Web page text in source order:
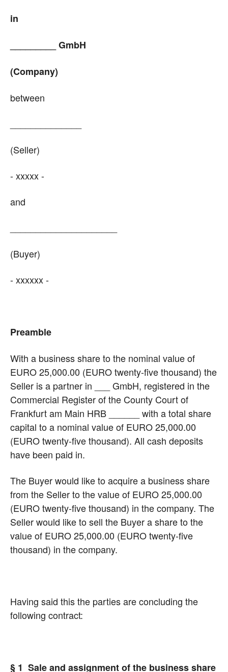
in
_________ GmbH
(Company)
between
(Seller)
- xxxxx -
and
(Buyer)
- xxxxxx -
Preamble
With a business share to the nominal value of
EURO 25,000.00 (EURO twenty-five thousand) the
Seller is a partner in ___ GmbH, registered in the
Commercial Register of the County Court of
Frankfurt am Main HRB ______ with a total share
capital to a nominal value of EURO 25,000.00
(EURO twenty-five thousand). All cash deposits
have been paid in.
The Buyer would like to acquire a business share
from the Seller to the value of EURO 25,000.00
(EURO twenty-five thousand) in the company. The
Seller would like to sell the Buyer a share to the
value of EURO 25,000.00 (EURO twenty-five
thousand) in the company.
Having said this the parties are concluding the
following contract:
§ 1 Sale and assignment of the business share